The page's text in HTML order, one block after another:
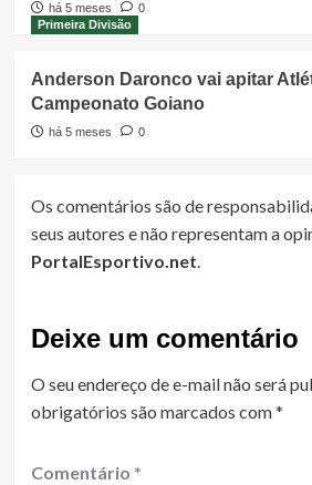
há 5 meses
0
Primeira Divisão
Anderson Daronco vai apitar
Campeonato Goiano
há 5 meses 0
Os comentários são de
seus autores e não representam a
PortalEsportivo.net.
Deixe um comentário
O seu endereço de e-mail não será
obrigatórios são marcados com*
Comentário *